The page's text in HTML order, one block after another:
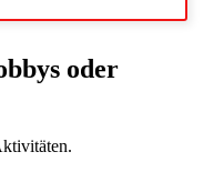
oder